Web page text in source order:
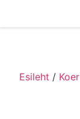
Esileht / Koer